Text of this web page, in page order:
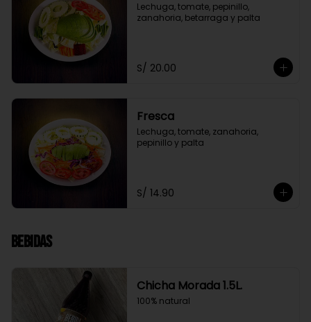
Lechuga, tomate, pepinillo,
zanahoria, betarraga y palta
S/ 20.00
Fresca
Lechuga, tomate, zanahoria,
pepinillo y palta
S/ 14.90
Bebidas
Chicha Morada 1.5L.
100% natural